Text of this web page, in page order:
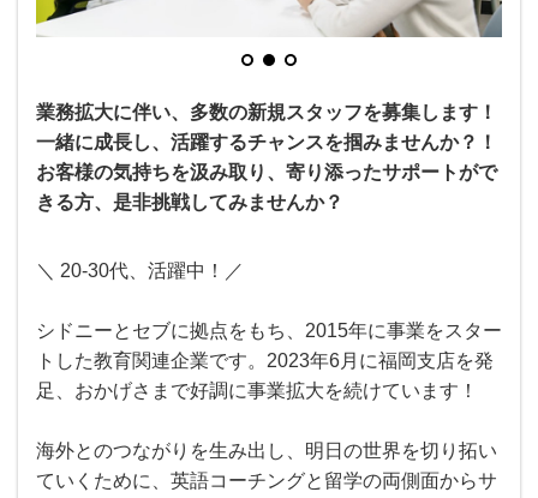
業務拡大に伴い、多数の新規スタッフを募集します！
一緒に成長し、活躍するチャンスを掴みませんか？！
お客様の気持ちを汲み取り、寄り添ったサポートがで
きる方、是非挑戦してみませんか？
＼ 20-30代、活躍中！／
シドニーとセブに拠点をもち、2015年に事業をスター
トした教育関連企業です。2023年6月に福岡支店を発
足、おかげさまで好調に事業拡大を続けています！
海外とのつながりを生み出し、明日の世界を切り拓い
ていくために、英語コーチングと留学の両側面からサ